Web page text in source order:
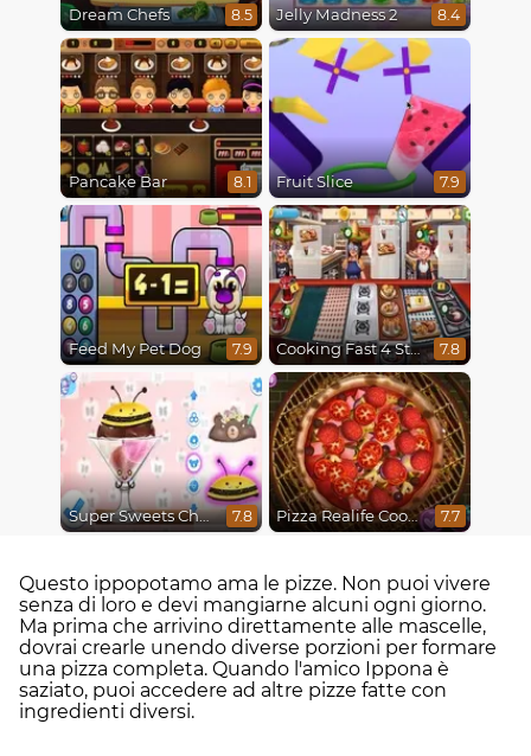
Dream Chefs 8.5 Jelly Madness 2 8.4
Pancake Bar 8.1 Fruit Slice 7.9
Feed My Pet Dog 7.9 Cooking Fast 4 Steak 7.8
Super Sweets Challenge 7.8 Pizza Realife Cooking 7.7
Questo ippopotamo ama le pizze. Non puoi vivere
senza di loro e devi mangiarne alcuni ogni giorno.
Ma prima che arrivino direttamente alle mascelle,
dovrai crearle unendo diverse porzioni per formare
una pizza completa. Quando l'amico Ippona è
saziato, puoi accedere ad altre pizze fatte con
ingredienti diversi.